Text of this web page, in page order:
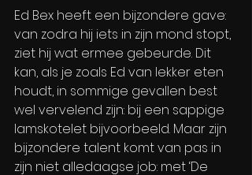
Ed Bex heeft een bijzondere gave:
van zodra hij iets in zijn mond stopt,
ziet hij wat ermee gebeurde. Dit
kan, als je zoals Ed van lekker eten
houdt, in sommige gevallen best
wel vervelend zijn: bij een sappige
lamskotelet bijvoorbeeld. Maar zijn
bijzondere talent komt van pas in
zijn niet alledaagse job: met ‘De